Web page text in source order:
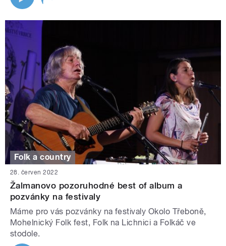
Folk a country
28. červen 2022
Žalmanovo pozoruhodné best of album a
pozvánky na festivaly
Máme pro vás pozvánky na festivaly Okolo Třeboně,
Mohelnický Folk fest, Folk na Lichnici a Folkáč ve
stodole.